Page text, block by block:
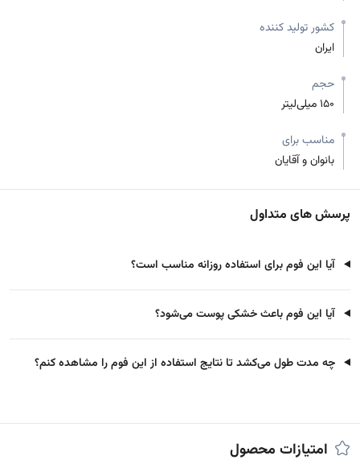
کشور تولید کننده
ایران
حجم
150 میلی‌لیتر
مناسب برای
بانوان و آقایان
پرسش های متداول
آیا این فوم برای استفاده روزانه مناسب است؟
آیا این فوم باعث خشکی پوست می‌شود؟
چه مدت طول می‌کشد تا نتایج استفاده از این فوم را مشاهده کنم؟
امتیازات محصول